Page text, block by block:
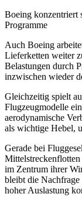
Boeing konzentriert
Programme
Auch Boeing
Lieferketten weiter
Belastungen durch
inzwischen wieder
Gleichzeitig spielt
Flugzeugmodelle
aerodynamische
als wichtige Hebel,
Gerade bei
Mittelstreckenflotten
im Zentrum ihrer
bleibt die
hoher Auslastung